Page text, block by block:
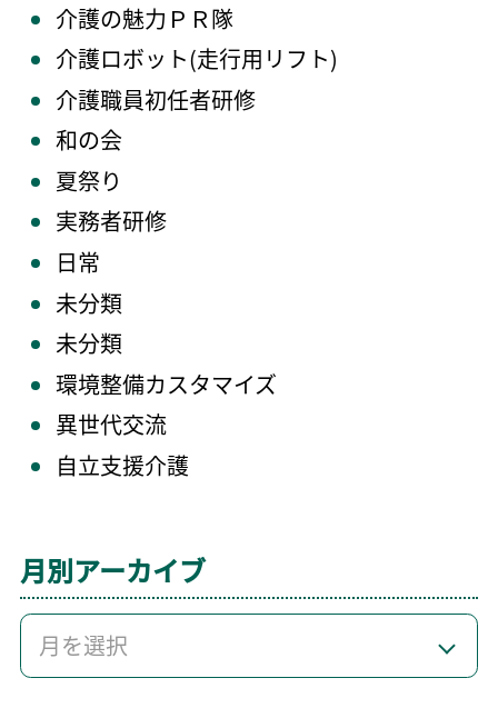
介護の魅力ＰＲ隊
介護ロボット(走行用リフト)
介護職員初任者研修
和の会
夏祭り
実務者研修
日常
未分類
未分類
環境整備カスタマイズ
異世代交流
自立支援介護
月別アーカイブ